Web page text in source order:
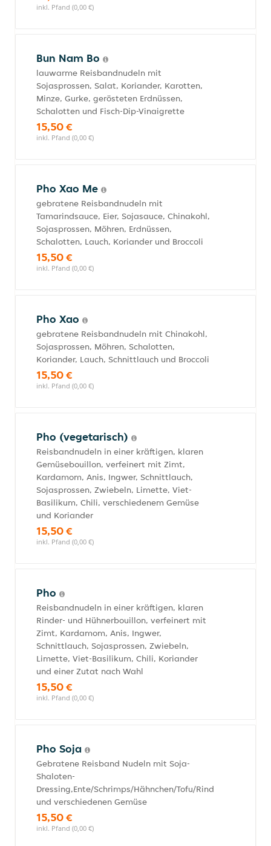
inkl. Pfand (0,00 €)
Bun Nam Bo
lauwarme Reisbandnudeln mit
Sojasprossen, Salat, Koriander, Karotten,
Minze, Gurke, gerösteten Erdnüssen,
Schalotten und Fisch-Dip-Vinaigrette
15,50 €
inkl. Pfand (0,00 €)
Pho Xao Me
gebratene Reisbandnudeln mit
Tamarindsauce, Eier, Sojasauce, Chinakohl,
Sojasprossen, Möhren, Erdnüssen,
Schalotten, Lauch, Koriander und Broccoli
15,50 €
inkl. Pfand (0,00 €)
Pho Xao
gebratene Reisbandnudeln mit Chinakohl,
Sojasprossen, Möhren, Schalotten,
Koriander, Lauch, Schnittlauch und Broccoli
15,50 €
inkl. Pfand (0,00 €)
Pho (vegetarisch)
Reisbandnudeln in einer kräftigen, klaren
Gemüsebouillon, verfeinert mit Zimt,
Kardamom, Anis, Ingwer, Schnittlauch,
Sojasprossen, Zwiebeln, Limette, Viet-
Basilikum, Chili, verschiedenem Gemüse
und Koriander
15,50 €
inkl. Pfand (0,00 €)
Pho
Reisbandnudeln in einer kräftigen, klaren
Rinder- und Hühnerbouillon, verfeinert mit
Zimt, Kardamom, Anis, Ingwer,
Schnittlauch, Sojasprossen, Zwiebeln,
Limette, Viet-Basilikum, Chili, Koriander
und einer Zutat nach Wahl
15,50 €
inkl. Pfand (0,00 €)
Pho Soja
Gebratene Reisband Nudeln mit Soja-
Shaloten-
Dressing,Ente/Schrimps/Hähnchen/Tofu/Rind
und verschiedenen Gemüse
15,50 €
inkl. Pfand (0,00 €)